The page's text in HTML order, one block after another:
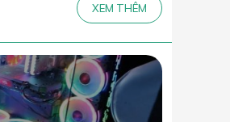
XEM THÊM